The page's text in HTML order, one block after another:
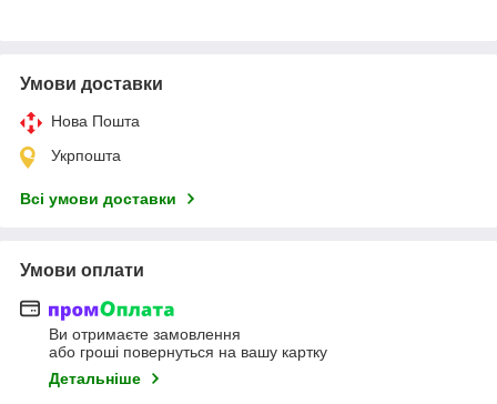
Умови доставки
Нова Пошта
Укрпошта
Всі умови доставки
Умови оплати
Ви отримаєте замовлення
або гроші повернуться на вашу картку
Детальніше